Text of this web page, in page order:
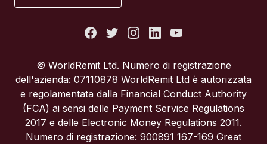
Regno Unito
Spagna
© WorldRemit Ltd. Numero di registrazione
dell'azienda: 07110878 WorldRemit Ltd è autorizzata
e regolamentata dalla Financial Conduct Authority
(FCA) ai sensi delle Payment Service Regulations
2017 e delle Electronic Money Regulations 2011.
Numero di registrazione: 900891 167-169 Great